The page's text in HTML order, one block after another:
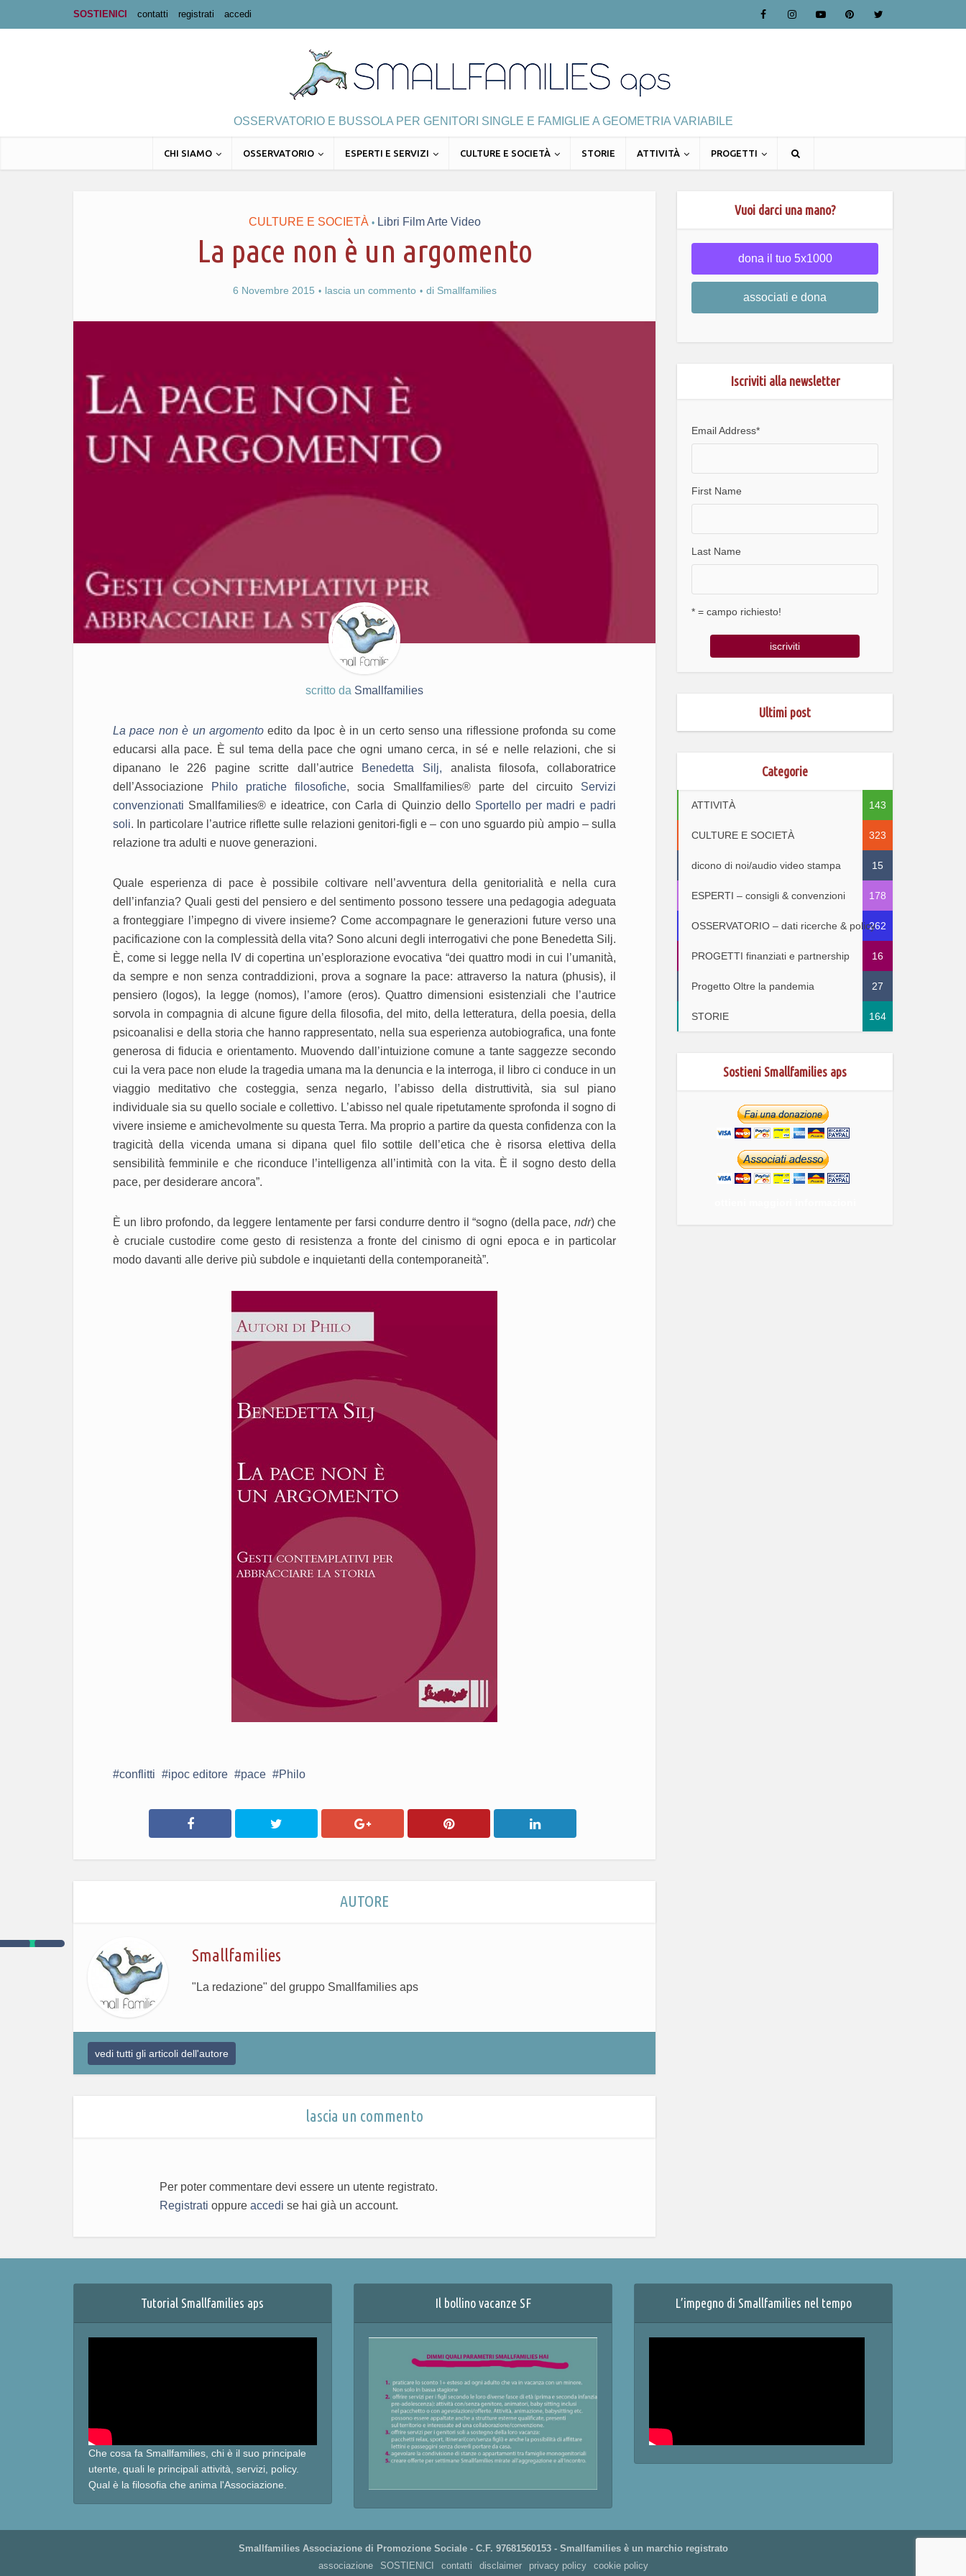
SOSTIENICI contatti registrati accedi
OSSERVATORIO E BUSSOLA PER GENITORI SINGLE E FAMIGLIE A GEOMETRIA VARIABILE
CHI SIAMO OSSERVATORIO ESPERTI E SERVIZI CULTURE E SOCIETÀ STORIE ATTIVITÀ PROGETTI
CULTURE E SOCIETÀ • Libri Film Arte Video
La pace non è un argomento
6 Novembre 2015 lascia un commento di Smallfamilies
scritto da Smallfamilies
La pace non è un argomentoedito da Ipoc è in un certo senso una riflessione profonda su come
educarsi alla pace. È sul tema della pace che ogni umano cerca, in sé e nelle relazioni, che si
dipanano le 226 pagine scritte dall’autrice
Benedetta Silj, analista filosofa, collaboratrice
dell’Associazione
Philo pratiche filosofiche, socia Smallfamilies® parte del circuito Servizi
convenzionati Smallfamilies® e ideatrice, con Carla di Quinzio dello Sportello per madri e padri
soli. In particolare l’autrice riflette sulle relazioni genitori-figli e – con uno sguardo più ampio – sulla
relazione tra adulti e nuove generazioni.
Quale esperienza di pace è possibile coltivare nell’avventura della genitorialità e nella cura
dell’infanzia? Quali gesti del pensiero e del sentimento possono tessere una pedagogia adeguata
a fronteggiare l’impegno di vivere insieme? Come accompagnare le generazioni future verso una
pacificazione con la complessità della vita? Sono alcuni degli interrogativi che pone Benedetta Silj.
È, come si legge nella IV di copertina un’esplorazione evocativa “dei quattro modi in cui l’umanità,
da sempre e non senza contraddizioni, prova a sognare la pace: attraverso la natura (phusis), il
pensiero (logos), la legge (nomos), l’amore (eros). Quattro dimensioni esistenziali che l’autrice
sorvola in compagnia di alcune figure della filosofia, del mito, della letteratura, della poesia, della
psicoanalisi e della storia che hanno rappresentato, nella sua esperienza autobiografica, una fonte
generosa di fiducia e orientamento. Muovendo dall’intuizione comune a tante saggezze secondo
cui la vera pace non elude la tragedia umana ma la denuncia e la interroga, il libro ci conduce in un
viaggio meditativo che costeggia, senza negarlo, l’abisso della distruttività, sia sul piano
individuale sia su quello sociale e collettivo. L’abisso nel quale ripetutamente sprofonda il sogno di
vivere insieme e amichevolmente su questa Terra. Ma proprio a partire da questa confidenza con la
tragicità della vicenda umana si dipana quel filo sottile dell’etica che è risorsa elettiva della
sensibilità femminile e che riconduce l’intelligenza all’intimità con la vita. È il sogno desto della
pace, per desiderare ancora”.
È un libro profondo, da leggere lentamente per farsi condurre dentro il “sogno (della pace, ndr) che
è cruciale custodire come gesto di resistenza a fronte del cinismo di ogni epoca e in particolar
modo davanti alle derive più subdole e inquietanti della contemporaneità”.
conflitti ipoc editore pace Philo
AUTORE
Smallfamilies
"La redazione" del gruppo Smallfamilies aps
vedi tutti gli articoli dell'autore
lascia un commento
Per poter commentare devi essere un utente registrato.
Registrati oppure accedi se hai già un account.
Vuoi darci una mano?
dona il tuo 5x1000
associati e dona
Iscriviti alla newsletter
Email Address*
First Name
Last Name
* = campo richiesto!
Ultimi post
Categorie
ATTIVITÀ 143
CULTURE E SOCIETÀ 323
dicono di noi/audio video stampa 15
ESPERTI – consigli & convenzioni 178
OSSERVATORIO – dati ricerche & policy262
PROGETTI finanziati e partnership 16
Progetto Oltre la pandemia 27
STORIE 164
Sostieni Smallfamilies aps
Tutorial Smallfamilies aps
Che cosa fa Smallfamilies, chi è il suo principale
utente, quali le principali attività, servizi, policy.
Qual è la filosofia che anima l'Associazione.
Il bollino vacanze SF L’impegno di Smallfamilies nel tempo
Smallfamilies Associazione di Promozione Sociale - C.F. 97681560153 - Smallfamilies è un marchio registrato
associazione
SOSTIENICI contatti disclaimer privacy policy cookie policy